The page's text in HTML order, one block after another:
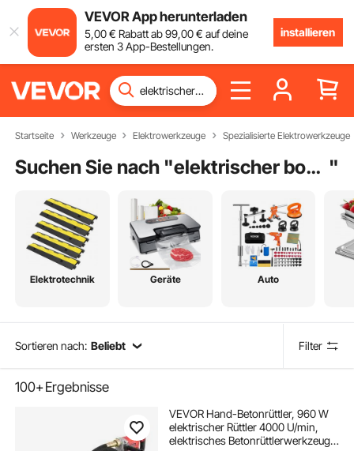
VEVOR App herunterladen
5,00€ Rabatt ab99,00€ auf deine
ersten 3 App-Bestellungen.
installieren
Startseite Werkzeuge Elektrowerkzeuge Spezialisierte Elektrowerkzeuge
Suchen Sie nach " elektrischer bootsmotor "
Elektrotechnik Geräte Auto
Sortieren nach: Beliebt Filter
100+Ergebnisse
VEVOR Hand-Betonrüttler, 960 W
elektrischer Rüttler 4000 U/min,
elektrisches Betonrüttlerwerkzeug